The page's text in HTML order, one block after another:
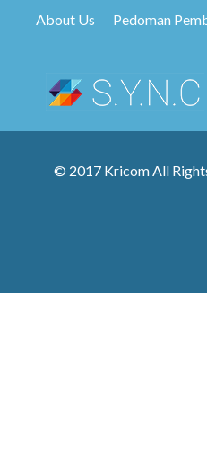
About Us Pedoman
© 2017 Kricom All